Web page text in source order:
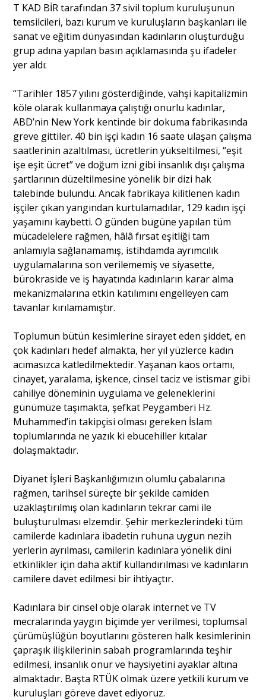
Yazı Dizisi
Yazarlar
Eğitim
Dosya Haber
Ankara Analiz
Sağlık
T KAD BİR tarafından 37 sivil toplum kuruluşunun
temsilcileri, bazı kurum ve kuruluşların başkanları ile
sanat ve eğitim dünyasından kadınların oluşturduğu
grup adına yapılan basın açıklamasında şu ifadeler
yer aldı:
“Tarihler 1857 yılını gösterdiğinde, vahşi kapitalizmin
köle olarak kullanmaya çalıştığı onurlu kadınlar,
ABD’nin New York kentinde bir dokuma fabrikasında
greve gittiler. 40 bin işçi kadın 16 saate ulaşan çalışma
saatlerinin azaltılması, ücretlerin yükseltilmesi, “eşit
işe eşit ücret” ve doğum izni gibi insanlık dışı çalışma
şartlarının düzeltilmesine yönelik bir dizi hak
talebinde bulundu. Ancak fabrikaya kilitlenen kadın
işçiler çıkan yangından kurtulamadılar, 129 kadın işçi
yaşamını kaybetti. O günden bugüne yapılan tüm
mücadelelere rağmen, hâlâ fırsat eşitliği tam
anlamıyla sağlanamamış, istihdamda ayrımcılık
uygulamalarına son verilememiş ve siyasette,
bürokraside ve iş hayatında kadınların karar alma
mekanizmalarına etkin katılımını engelleyen cam
tavanlar kırılamamıştır.
Toplumun bütün kesimlerine sirayet eden şiddet, en
çok kadınları hedef almakta, her yıl yüzlerce kadın
acımasızca katledilmektedir. Yaşanan kaos ortamı,
cinayet, yaralama, işkence, cinsel taciz ve istismar gibi
cahiliye döneminin uygulama ve geleneklerini
günümüze taşımakta, şefkat Peygamberi Hz.
Muhammed’in takipçisi olması gereken İslam
toplumlarında ne yazık ki ebucehiller kıtalar
dolaşmaktadır.
Diyanet İşleri Başkanlığımızın olumlu çabalarına
rağmen, tarihsel süreçte bir şekilde camiden
uzaklaştırılmış olan kadınların tekrar cami ile
buluşturulması elzemdir. Şehir merkezlerindeki tüm
camilerde kadınlara ibadetin ruhuna uygun nezih
yerlerin ayrılması, camilerin kadınlara yönelik dini
etkinlikler için daha aktif kullandırılması ve kadınların
camilere davet edilmesi bir ihtiyaçtır.
Kadınlara bir cinsel obje olarak internet ve TV
mecralarında yaygın biçimde yer verilmesi, toplumsal
çürümüşlüğün boyutlarını gösteren halk kesimlerinin
çapraşık ilişkilerinin sabah programlarında teşhir
edilmesi, insanlık onur ve haysiyetini ayaklar altına
almaktadır. Başta RTÜK olmak üzere yetkili kurum ve
kuruluşları göreve davet ediyoruz.